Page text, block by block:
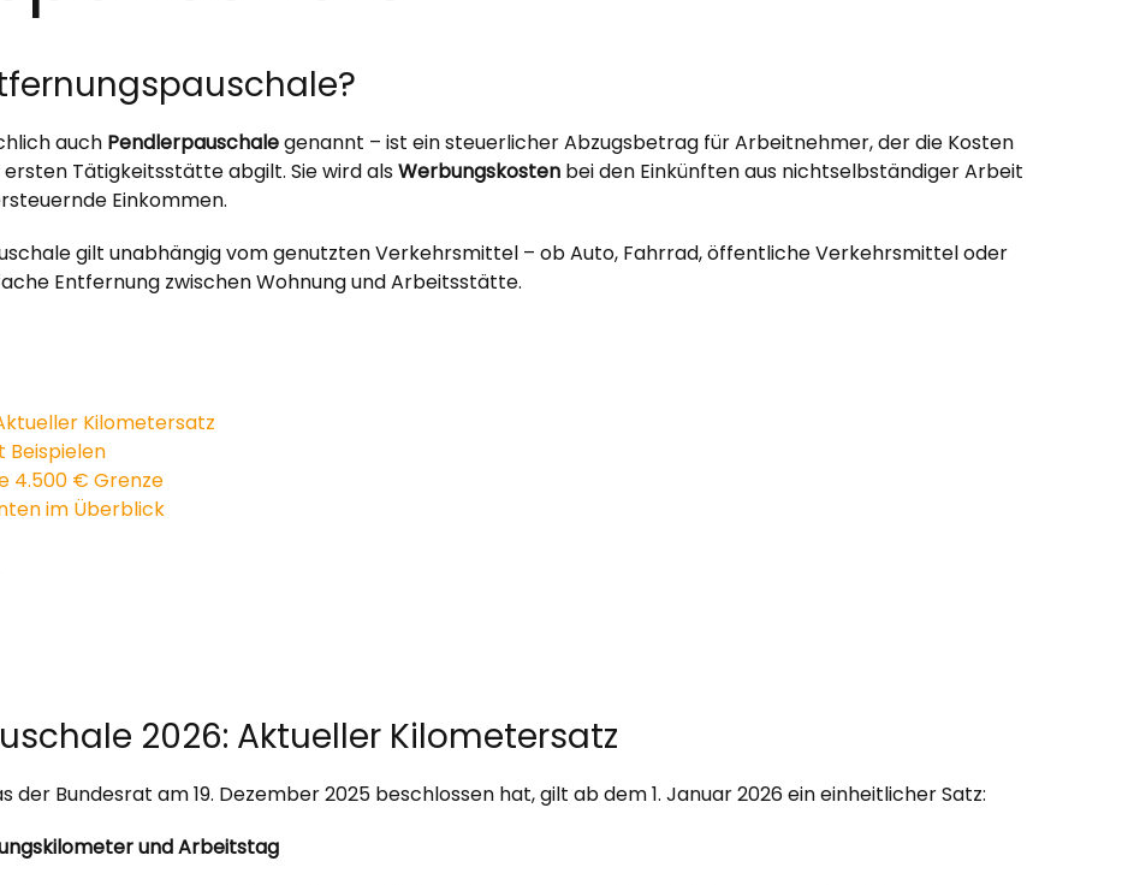
auch Pendlerpauschalegenannt – ist ein steuerlicher Abzugsbetrag für Arbeitnehmer, der die Kosten
Tätigkeitsstätte abgilt. Sie wird alsWerbungskosten bei den Einkünften aus nichtselbständiger Arbeit
Einkommen.
gilt unabhängig vom genutzten Verkehrsmittel – ob Auto, Fahrrad, öffentliche Verkehrsmittel oder
Entfernung zwischen Wohnung und Arbeitsstätte.
Kilometersatz
Beispielen
4.500 € Grenze
im Überblick
2026: Aktueller Kilometersatz
der Bundesrat am 19. Dezember 2025 beschlossen hat, gilt ab dem 1. Januar 2026 ein einheitlicher Satz:
und Arbeitstag